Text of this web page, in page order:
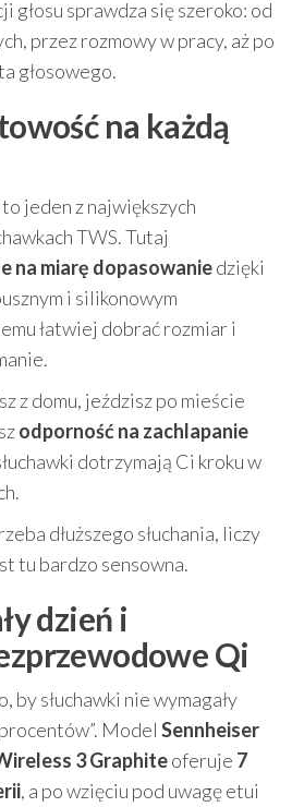
głosu sprawdza się szeroko: od
przez rozmowy w pracy, aż po
głosowego.
na każdą
jeden z największych
TWS. Tutaj
na miarę dopasowaniedzięki
i silikonowym
łatwiej dobrać rozmiar i
z domu, jeździsz po mieście
odporność na zachlapanie
dotrzymają Ci kroku w
dłuższego słuchania, liczy
tu bardzo sensowna.
dzień i
Qi
by słuchawki nie wymagały
Model Sennheiser
3 Graphiteoferuje 7
, a po wzięciu pod uwagę etui